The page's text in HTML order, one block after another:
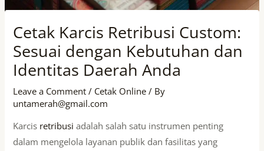
Cetak Karcis Retribusi Custom:
Sesuai dengan Kebutuhan dan
Identitas Daerah Anda
Leave a Comment / Cetak Online / By
untamerah@gmail.com
Karcis retribusi adalah salah satu instrumen penting
dalam mengelola layanan publik dan fasilitas yang